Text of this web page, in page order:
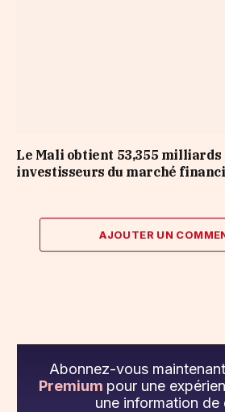
Le Mali obtient 53,355 milliards
investisseurs du marché
AJOUTER UN
Abonnez-vous
Premium pour une
une information de